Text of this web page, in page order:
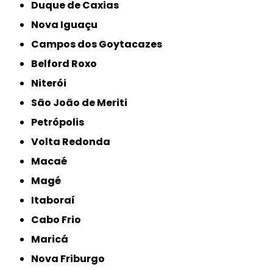
Duque de Caxias
Nova Iguaçu
Campos dos Goytacazes
Belford Roxo
Niterói
São João de Meriti
Petrópolis
Volta Redonda
Macaé
Magé
Itaboraí
Cabo Frio
Maricá
Nova Friburgo